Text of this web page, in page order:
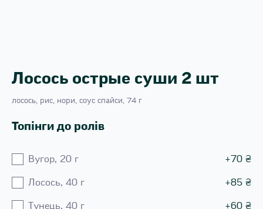
Лосось острые суши 2 шт
лосось, рис, нори, соус спайси, 74 г
Топінги до ролів
Вугор, 20 г +70 ₴
Лосось, 40 г +85 ₴
Тунець, 40 г +60 ₴